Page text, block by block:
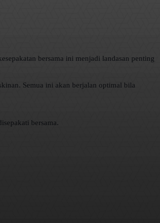
bersama ini menjadi landasan penting
Semua ini akan berjalan optimal bila
bersama.